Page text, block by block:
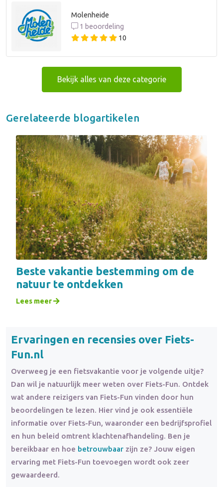
Molenheide
1 beoordeling
10
Bekijk alles van deze categorie
Gerelateerde blogartikelen
Beste vakantie bestemming om de
natuur te ontdekken
Lees meer
Ervaringen en recensies over Fiets-
Fun.nl
Overweeg je een fietsvakantie voor je volgende uitje?
Dan wil je natuurlijk meer weten over Fiets-Fun. Ontdek
wat andere reizigers van Fiets-Fun vinden door hun
beoordelingen te lezen. Hier vind je ook essentiële
informatie over Fiets-Fun, waaronder een bedrijfsprofiel
en hun beleid omtrent klachtenafhandeling. Ben je
bereikbaar en hoe betrouwbaar zijn ze? Jouw eigen
ervaring met Fiets-Fun toevoegen wordt ook zeer
gewaardeerd.